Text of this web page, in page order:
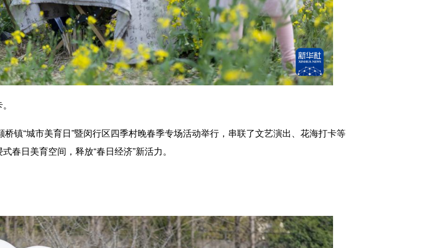
“城市美育日”暨闵行区四季村晚春季专场活动举行，串联了文艺演出、花海打卡等
春日美育空间，释放“春日经济”新活力。